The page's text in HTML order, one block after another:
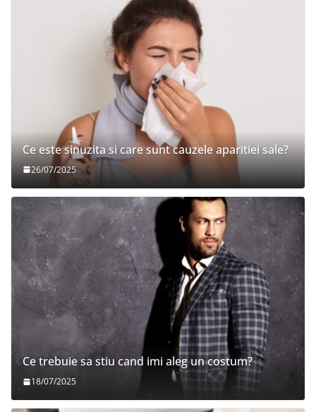
Ce este sinuzita si care sunt cauzele aparitiei sale?
26/07/2025
Ce trebuie sa stiu cand imi aleg un costum?
18/07/2025